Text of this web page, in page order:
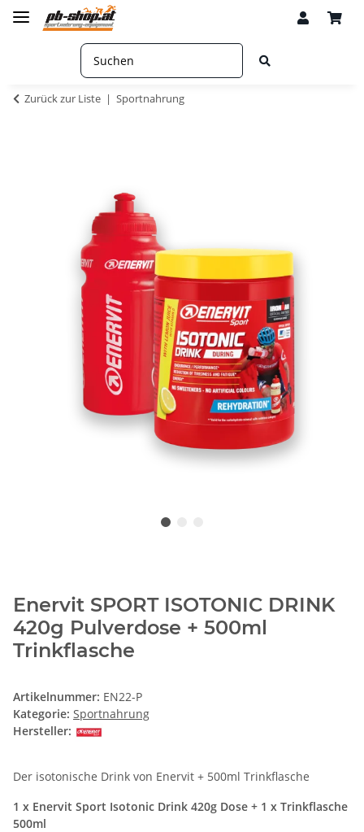
Zurück zur Liste Sportnahrung
Enervit SPORT ISOTONIC DRINK
420g Pulverdose + 500ml
Trinkflasche
Artikelnummer: EN22-P
Kategorie: Sportnahrung
Hersteller:
Der isotonische Drink von Enervit + 500ml Trinkflasche
1 x Enervit Sport Isotonic Drink 420g Dose + 1 x Trinkflasche
500ml